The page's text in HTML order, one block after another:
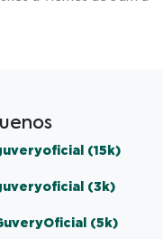
(15k)
(3k)
(5k)